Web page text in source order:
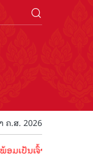
ຄ.ສ. 2026
ຈົ້າພາບທີ່ດີ ຕ້ອນຮັບນັ